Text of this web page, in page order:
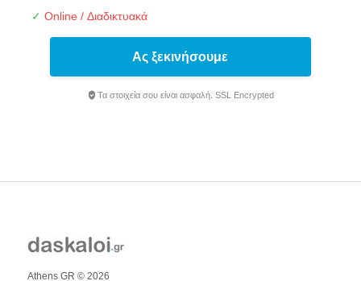
✓ Online / Διαδικτυακά
Ας ξεκινήσουμε
Τα στοιχεία σου είναι ασφαλή. SSL Encrypted
Athens GR © 2026